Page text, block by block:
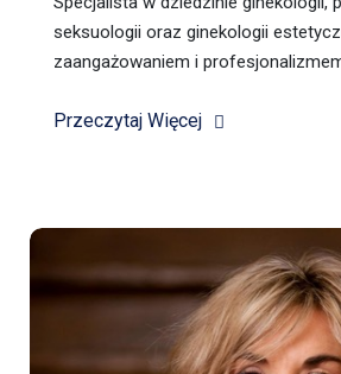
seksuologii oraz ginekologii
zaangażowaniem i
kompleksową opiekę medyczną.
Przeczytaj Więcej